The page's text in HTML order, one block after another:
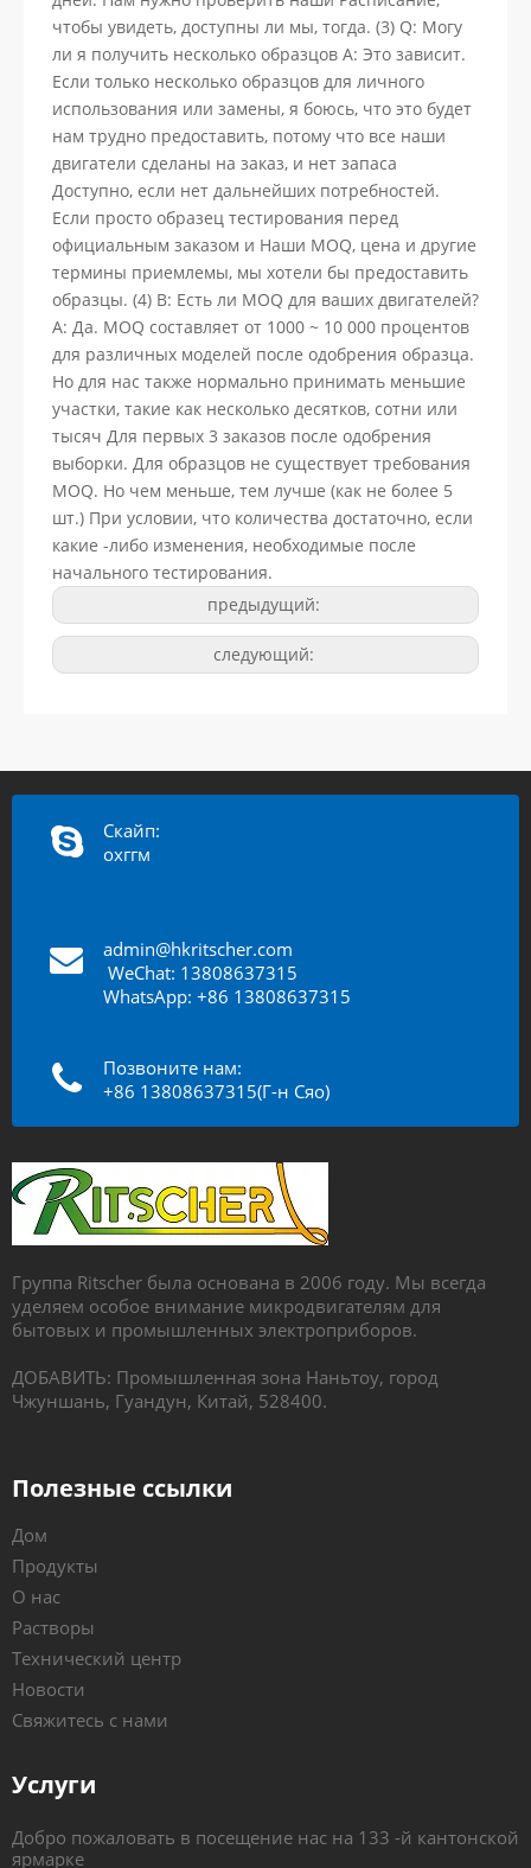
чтобы увидеть, доступны ли мы, тогда. (3) Q: Могу
ли я получить несколько образцов A: Это зависит.
Если только несколько образцов для личного
использования или замены, я боюсь, что это будет
нам трудно предоставить, потому что все наши
двигатели сделаны на заказ, и нет запаса
Доступно, если нет дальнейших потребностей.
Если просто образец тестирования перед
официальным заказом и Наши MOQ, цена и другие
термины приемлемы, мы хотели бы предоставить
образцы. (4) В: Есть ли MOQ для ваших двигателей?
A: Да. MOQ составляет от 1000 ~ 10 000 процентов
для различных моделей после одобрения образца.
Но для нас также нормально принимать меньшие
участки, такие как несколько десятков, сотни или
тысяч Для первых 3 заказов после одобрения
выборки. Для образцов не существует требования
MOQ. Но чем меньше, тем лучше (как не более 5
шт.) При условии, что количества достаточно, если
какие -либо изменения, необходимые после
начального тестирования.
предыдущий:
следующий:
Скайп:
охггм
admin@hkritscher.com
WeChat: 13808637315
WhatsApp: +86 13808637315
Позвоните нам:
+86 13808637315(Г-н Сяо)
Группа Ritscher была основана в 2006 году. Мы всегда
уделяем особое внимание микродвигателям для
бытовых и промышленных электроприборов.
ДОБАВИТЬ: Промышленная зона Наньтоу, город
Чжуншань, Гуандун, Китай, 528400.
Полезные ссылки
Дом
Продукты
О нас
Растворы
Технический центр
Новости
Свяжитесь с нами
Услуги
Добро пожаловать в посещение нас на 133 -й кантонской
ярмарке